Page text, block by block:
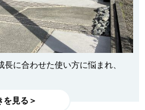
に合わせた使い方に悩まれ、
を見る＞